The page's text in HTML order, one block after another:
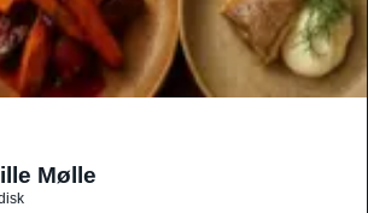
Mølle